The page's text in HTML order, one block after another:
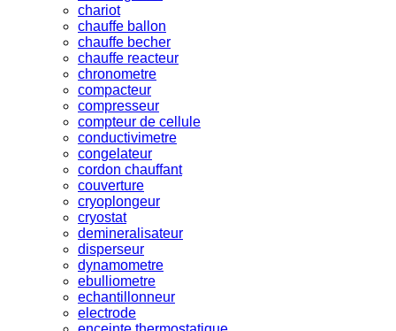
chariot
chauffe ballon
chauffe becher
chauffe reacteur
chronometre
compacteur
compresseur
compteur de cellule
conductivimetre
congelateur
cordon chauffant
couverture
cryoplongeur
cryostat
demineralisateur
disperseur
dynamometre
ebulliometre
echantillonneur
electrode